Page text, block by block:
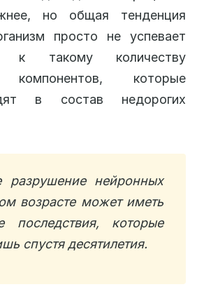
но общая тенденция
просто не успевает
к такому количеству
компонентов, которые
в состав недорогих
разрушение нейронных
возрасте может иметь
последствия, которые
спустя десятилетия.